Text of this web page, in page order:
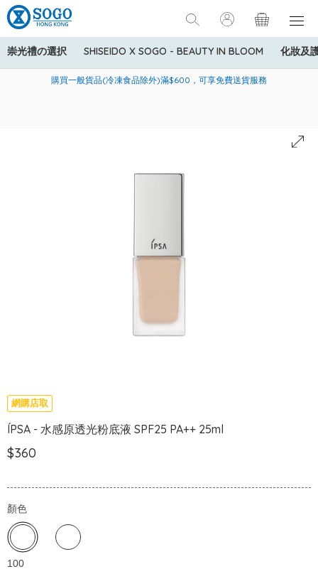
崇光禮の選択 SHISEIDO X SOGO - BEAUTY IN BLOOM 化妝及
美國運通Explorer®信用卡會員購物禮遇：高達5%簽賬回贈！
購買一般貨品(冷凍食品除外)滿$600，可享免費送貨服務
寄送中國內地服務只適用於指定商品，若訂單金額少於HK$600(折
網購店取
ÍPSA - 水感原透光粉底液 SPF25 PA++ 25ml
$360
顏色